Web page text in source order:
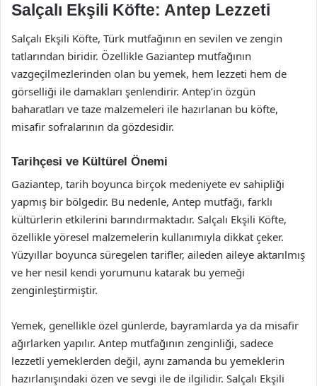
Salçalı Ekşili Köfte: Antep Lezzeti
Salçalı Ekşili Köfte, Türk mutfağının en sevilen ve zengin
tatlarından biridir. Özellikle Gaziantep mutfağının
vazgeçilmezlerinden olan bu yemek, hem lezzeti hem de
görselliği ile damakları şenlendirir. Antep’in özgün
baharatları ve taze malzemeleri ile hazırlanan bu köfte,
misafir sofralarının da gözdesidir.
Tarihçesi ve Kültürel Önemi
Gaziantep, tarih boyunca birçok medeniyete ev sahipliği
yapmış bir bölgedir. Bu nedenle, Antep mutfağı, farklı
kültürlerin etkilerini barındırmaktadır. Salçalı Ekşili Köfte,
özellikle yöresel malzemelerin kullanımıyla dikkat çeker.
Yüzyıllar boyunca süregelen tarifler, aileden aileye aktarılmış
ve her nesil kendi yorumunu katarak bu yemeği
zenginleştirmiştir.
Yemek, genellikle özel günlerde, bayramlarda ya da misafir
ağırlarken yapılır. Antep mutfağının zenginliği, sadece
lezzetli yemeklerden değil, aynı zamanda bu yemeklerin
hazırlanışındaki özen ve sevgi ile de ilgilidir. Salçalı Ekşili